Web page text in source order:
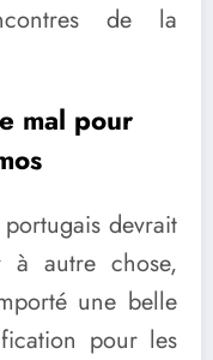
de la
mal pour
devrait
à autre chose,
une belle
pour les